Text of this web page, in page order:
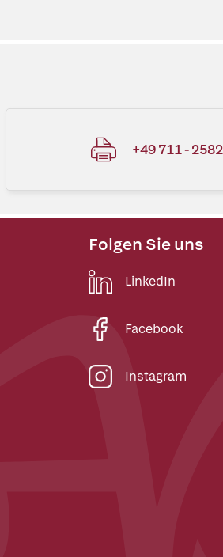
+49 711 -
Folgen Sie uns
LinkedIn
Facebook
Instagram